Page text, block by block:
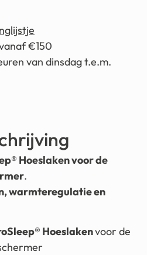
€150
van dinsdag t.e.m.
Hoeslaken voor de
.
warmteregulatie en
Hoeslakenvoor de